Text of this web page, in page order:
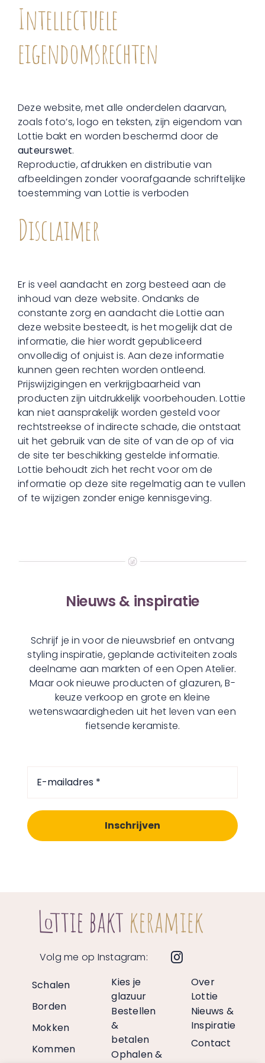
Intellectuele
eigendomsrechten
Deze website, met alle onderdelen daarvan,
zoals foto’s, logo en teksten, zijn eigendom van
Lottie bakt en worden beschermd door de
auteurswet.
Reproductie, afdrukken en distributie van
afbeeldingen zonder voorafgaande schriftelijke
toestemming van Lottie is verboden
Disclaimer
Er is veel aandacht en zorg besteed aan de
inhoud van deze website. Ondanks de
constante zorg en aandacht die Lottie aan
deze website besteedt, is het mogelijk dat de
informatie, die hier wordt gepubliceerd
onvolledig of onjuist is. Aan deze informatie
kunnen geen rechten worden ontleend.
Prijswijzigingen en verkrijgbaarheid van
producten zijn uitdrukkelijk voorbehouden. Lottie
kan niet aansprakelijk worden gesteld voor
rechtstreekse of indirecte schade, die ontstaat
uit het gebruik van de site of van de op of via
de site ter beschikking gestelde informatie.
Lottie behoudt zich het recht voor om de
informatie op deze site regelmatig aan te vullen
of te wijzigen zonder enige kennisgeving.
Nieuws & inspiratie
Schrijf je in voor de nieuwsbrief en ontvang
styling inspiratie, geplande activiteiten zoals
deelname aan markten of een Open Atelier.
Maar ook nieuwe producten of glazuren, B-
keuze verkoop en grote en kleine
wetenswaardigheden uit het leven van een
fietsende keramiste.
Volg me op Instagram:
Schalen
Borden
Mokken
Kommen
Kies je
glazuur
Bestellen
&
betalen
Ophalen &
Over
Lottie
Nieuws &
Inspiratie
Contact